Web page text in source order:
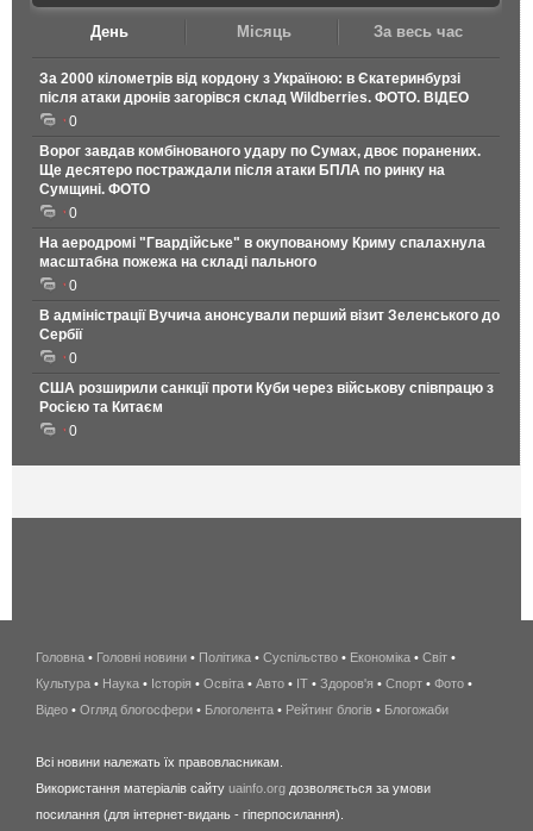
День Місяць За весь час
За 2000 кілометрів від кордону з Україною: в Єкатеринбурзі
після атаки дронів загорівся склад Wildberries. ФОТО. ВІДЕО
0
Ворог завдав комбінованого удару по Сумах, двоє поранених.
Ще десятеро постраждали після атаки БПЛА по ринку на
Сумщині. ФОТО
0
На аеродромі "Гвардійське" в окупованому Криму спалахнула
масштабна пожежа на складі пального
0
В адміністрації Вучича анонсували перший візит Зеленського до
Сербії
0
США розширили санкції проти Куби через військову співпрацю з
Росією та Китаєм
0
беспроводной
интернет
киев
wimax
Головна • Головні новини • Політика • Суспільство • Економіка • Світ •
Культура • Наука • Історія • Освіта • Авто • IT • Здоров'я • Спорт • Фото •
Відео • Огляд блогосфери • Блоголента • Рейтинг блогів • Блогожаби
Всі новини належать їх правовласникам.
Використання матеріалів сайту uainfo.org дозволяється за умови
посилання (для інтернет-видань - гіперпосилання).